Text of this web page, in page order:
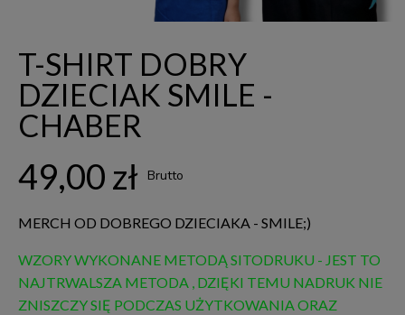
T-SHIRT DOBRY
DZIECIAK SMILE -
CHABER
49,00 zł Brutto
MERCH OD DOBREGO DZIECIAKA - SMILE;)
WZORY WYKONANE METODĄ SITODRUKU - JEST TO
NAJTRWALSZA METODA , DZIĘKI TEMU NADRUK NIE
ZNISZCZY SIĘ PODCZAS UŻYTKOWANIA ORAZ